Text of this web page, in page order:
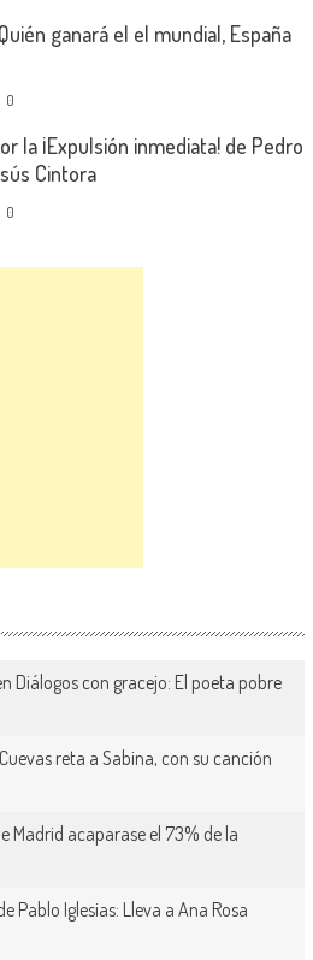
ganará el el mundial, España
0
la ¡Expulsión inmediata! de Pedro
Cintora
0
Diálogos con gracejo: El poeta pobre
reta a Sabina, con su canción
Madrid acaparase el 73% de la
Pablo Iglesias: Lleva a Ana Rosa